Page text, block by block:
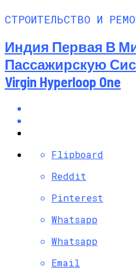
СТРОИТЕЛЬСТВО И
Индия Первая В
Пассажирскую
Virgin Hyperloop One
Flipboard
Reddit
Pinterest
Whatsapp
Whatsapp
Email